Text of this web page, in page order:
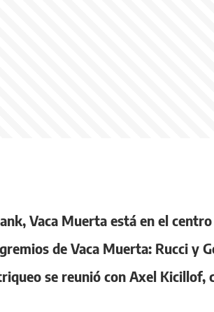
Vaca Muerta está en el
de Vaca Muerta: Rucci y
se reunió con Axel